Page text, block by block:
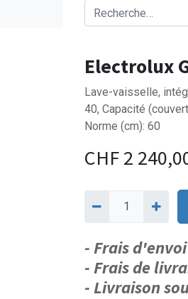
Electrolux
Lave-vaisselle,
40, Capacité
Norme (cm): 60
CHF2
- Frais
- Frais de
- Livraison